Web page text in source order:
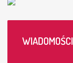
WIADOMOŚCI